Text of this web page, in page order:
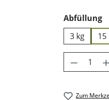
Abfüllung
3 kg
15
Zum